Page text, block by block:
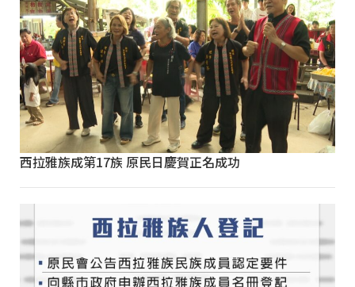
西拉雅族成第17族 原民日慶賀正名成功